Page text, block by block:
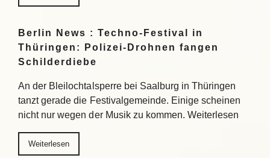
Berlin News : Techno-Festival in
Thüringen: Polizei-Drohnen fangen
Schilderdiebe
An der Bleilochtalsperre bei Saalburg in Thüringen
tanzt gerade die Festivalgemeinde. Einige scheinen
nicht nur wegen der Musik zu kommen. Weiterlesen
Weiterlesen